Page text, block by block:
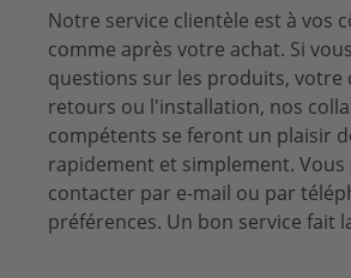
Notre service clientèle est à vos
comme après votre achat. Si
questions sur les produits, votre
retours ou l'installation, nos
compétents se feront un plaisir
rapidement et simplement. Vous
contacter par e-mail ou par
préférences. Un bon service fait